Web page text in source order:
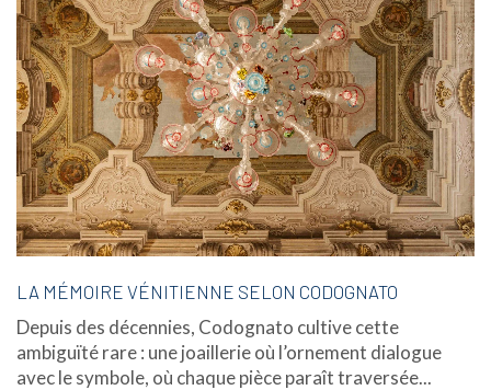
LA MÉMOIRE VÉNITIENNE SELON CODOGNATO
Depuis des décennies, Codognato cultive cette
ambiguïté rare : une joaillerie où l’ornement dialogue
avec le symbole, où chaque pièce paraît traversée...